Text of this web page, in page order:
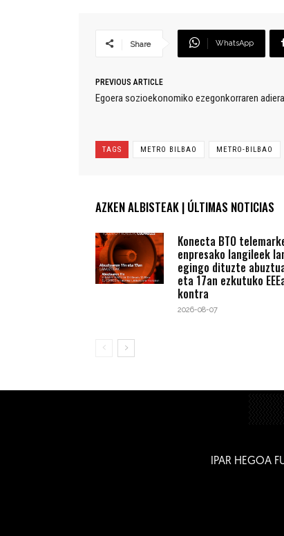
Share WhatsApp
PREVIOUS ARTICLE
Egoera sozioekonomiko ezegonkorraren
TAGS METRO BILBAO METRO-BILBAO
AZKEN ALBISTEAK | ÚLTIMAS NOTICIAS
Konecta BTO
enpresako langileek
egingo dituzte
eta 17an ezkutuko
kontra
2026-08-07
IPAR HEGOA